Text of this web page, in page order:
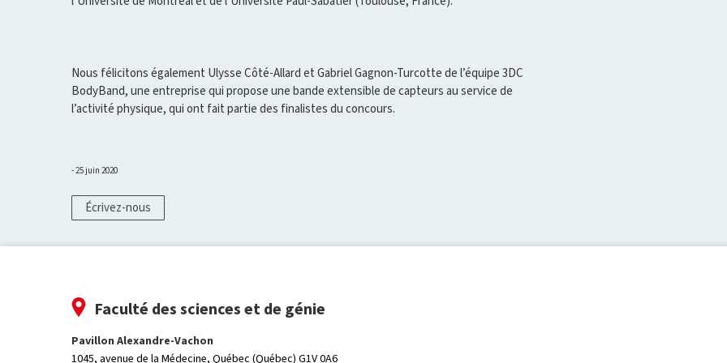
Nous félicitons également Ulysse Côté-Allard et Gabriel Gagnon-Turcotte de l’équipe 3DC
BodyBand, une entreprise qui propose une bande extensible de capteurs au service de
l’activité physique, qui ont fait partie des finalistes du concours.
25 juin 2020
Écrivez-nous
Faculté des sciences et de génie
Pavillon Alexandre-Vachon
1045, avenue de la Médecine, Québec (Québec) G1V 0A6